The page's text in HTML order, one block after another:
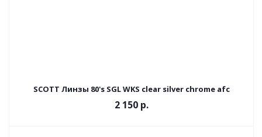
SCOTT Линзы 80's SGL WKS clear silver chrome afc
2 150 р.